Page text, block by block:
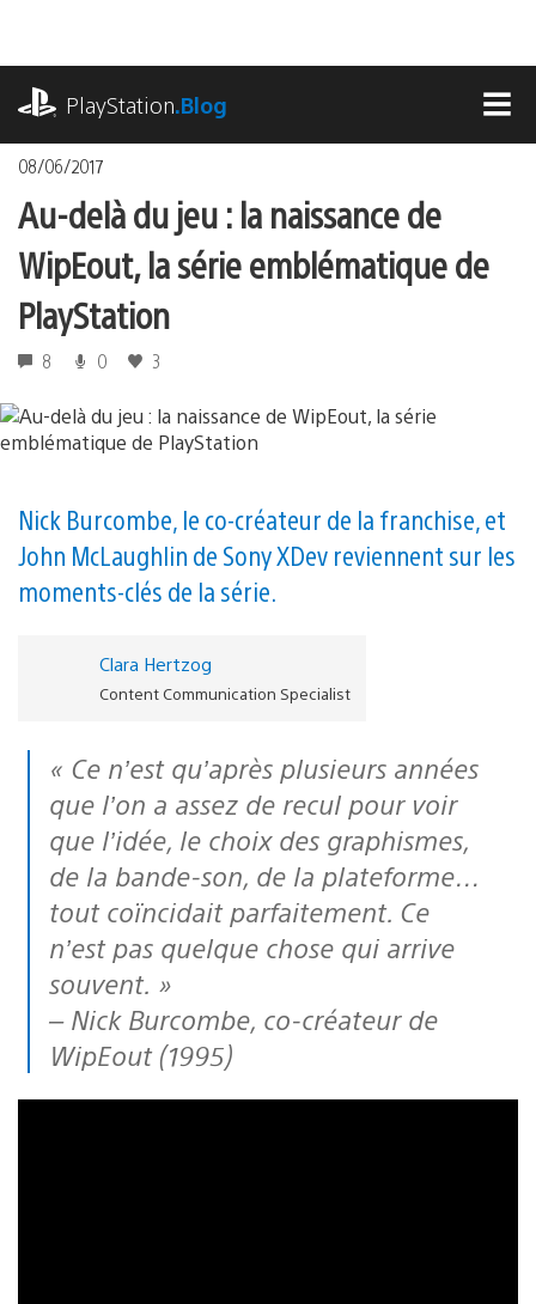
contenu
PlayStation.Blog
08/06/2017
Au-delà du jeu : la naissance de
WipEout, la série emblématique de
PlayStation
8 0 3
Nick Burcombe, le co-créateur de la franchise, et
John McLaughlin de Sony XDev reviennent sur les
moments-clés de la série.
Clara Hertzog
Content Communication Specialist
« Ce n’est qu’après plusieurs années
que l’on a assez de recul pour voir
que l’idée, le choix des graphismes,
de la bande-son, de la plateforme…
tout coïncidait parfaitement. Ce
n’est pas quelque chose qui arrive
souvent. »
– Nick Burcombe, co-créateur de
WipEout (1995)